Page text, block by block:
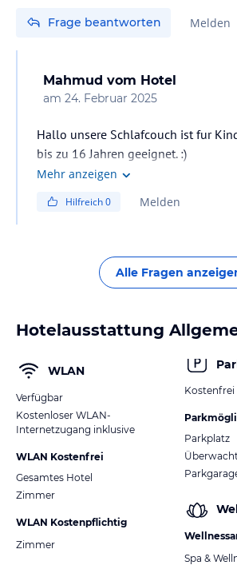
Frage beantworten Melden
Mahmud vom Hotel
am 24. Februar 2025
Hallo unsere Schlafcouch ist fur
bis zu 16 Jahren geeignet. :)
Mehr anzeigen
Hilfreich0 Melden
Alle Fragen
Hotelausstattung
WLAN
Verfügbar
Kostenloser WLAN-
Internetzugang inklusive
WLAN Kostenfrei
Gesamtes Hotel
Zimmer
WLAN Kostenpflichtig
Zimmer
Kostenfrei
Parkplatz
Überwacht
Spa &